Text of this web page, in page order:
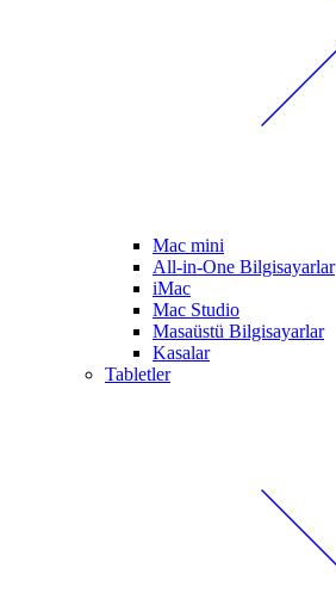
Mac mini
All-in-One Bilgisayarlar
iMac
Mac Studio
Masaüstü Bilgisayarlar
Kasalar
Tabletler